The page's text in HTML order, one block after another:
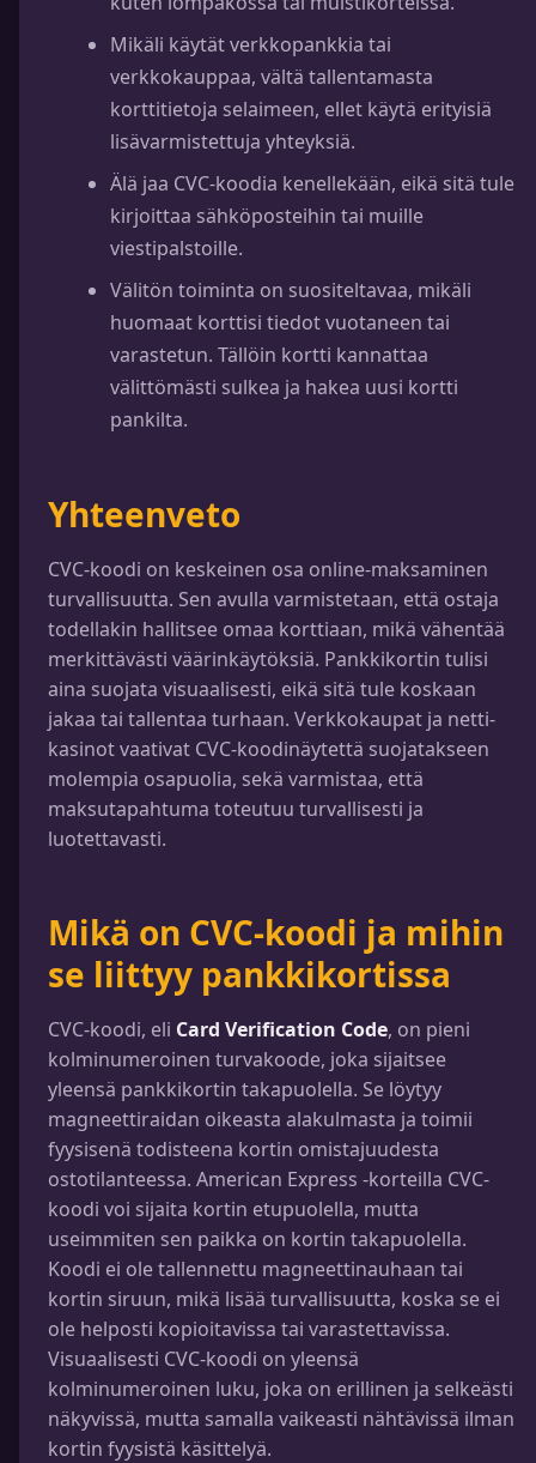
Mikäli käytät verkkopankkia tai
verkkokauppaa, vältä tallentamasta
korttitietoja selaimeen, ellet käytä erityisiä
lisävarmistettuja yhteyksiä.
Älä jaa CVC-koodia kenellekään, eikä sitä tule
kirjoittaa sähköposteihin tai muille
viestipalstoille.
Välitön toiminta on suositeltavaa, mikäli
huomaat korttisi tiedot vuotaneen tai
varastetun. Tällöin kortti kannattaa
välittömästi sulkea ja hakea uusi kortti
pankilta.
Yhteenveto
CVC-koodi on keskeinen osa online-maksaminen
turvallisuutta. Sen avulla varmistetaan, että ostaja
todellakin hallitsee omaa korttiaan, mikä vähentää
merkittävästi väärinkäytöksiä. Pankkikortin tulisi
aina suojata visuaalisesti, eikä sitä tule koskaan
jakaa tai tallentaa turhaan. Verkkokaupat ja netti-
kasinot vaativat CVC-koodinäytettä suojatakseen
molempia osapuolia, sekä varmistaa, että
maksutapahtuma toteutuu turvallisesti ja
luotettavasti.
Mikä on CVC-koodi ja mihin
se liittyy pankkikortissa
CVC-koodi, eli Card Verification Code, on pieni
kolminumeroinen turvakoode, joka sijaitsee
yleensä pankkikortin takapuolella. Se löytyy
magneettiraidan oikeasta alakulmasta ja toimii
fyysisenä todisteena kortin omistajuudesta
ostotilanteessa. American Express -korteilla CVC-
koodi voi sijaita kortin etupuolella, mutta
useimmiten sen paikka on kortin takapuolella.
Koodi ei ole tallennettu magneettinauhaan tai
kortin siruun, mikä lisää turvallisuutta, koska se ei
ole helposti kopioitavissa tai varastettavissa.
Visuaalisesti CVC-koodi on yleensä
kolminumeroinen luku, joka on erillinen ja selkeästi
näkyvissä, mutta samalla vaikeasti nähtävissä ilman
kortin fyysistä käsittelyä.